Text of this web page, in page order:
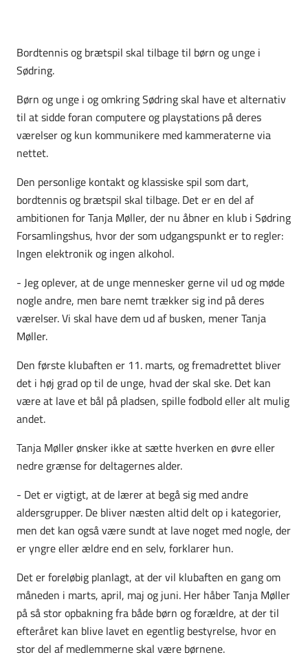
Bordtennis og brætspil skal tilbage til børn og unge i
Sødring.
Børn og unge i og omkring Sødring skal have et alternativ
til at sidde foran computere og playstations på deres
værelser og kun kommunikere med kammeraterne via
nettet.
Den personlige kontakt og klassiske spil som dart,
bordtennis og brætspil skal tilbage. Det er en del af
ambitionen for Tanja Møller, der nu åbner en klub i Sødring
Forsamlingshus, hvor der som udgangspunkt er to regler:
Ingen elektronik og ingen alkohol.
- Jeg oplever, at de unge mennesker gerne vil ud og møde
nogle andre, men bare nemt trækker sig ind på deres
værelser. Vi skal have dem ud af busken, mener Tanja
Møller.
Den første klubaften er 11. marts, og fremadrettet bliver
det i høj grad op til de unge, hvad der skal ske. Det kan
være at lave et bål på pladsen, spille fodbold eller alt mulig
andet.
Tanja Møller ønsker ikke at sætte hverken en øvre eller
nedre grænse for deltagernes alder.
- Det er vigtigt, at de lærer at begå sig med andre
aldersgrupper. De bliver næsten altid delt op i kategorier,
men det kan også være sundt at lave noget med nogle, der
er yngre eller ældre end en selv, forklarer hun.
Det er foreløbig planlagt, at der vil klubaften en gang om
måneden i marts, april, maj og juni. Her håber Tanja Møller
på så stor opbakning fra både børn og forældre, at der til
efteråret kan blive lavet en egentlig bestyrelse, hvor en
stor del af medlemmerne skal være børnene.